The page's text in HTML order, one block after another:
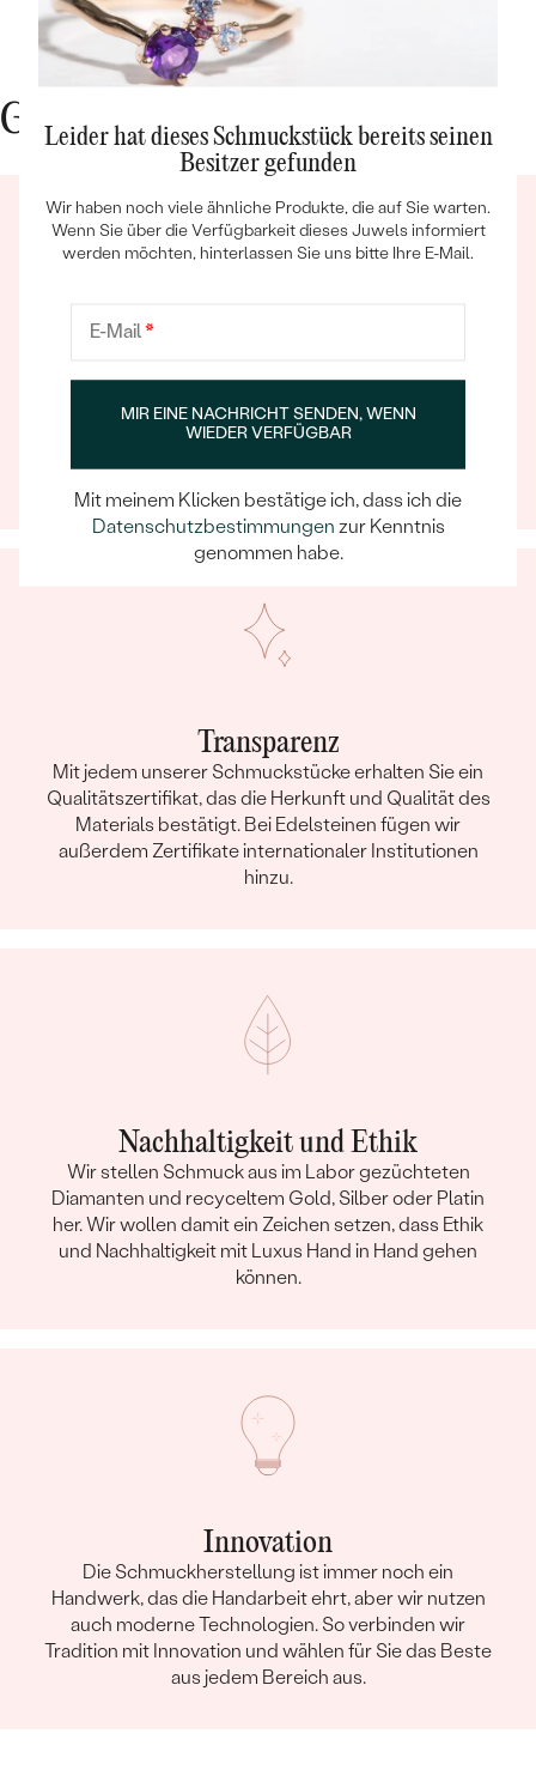
Bestseller
weiterempfehlen.
Gute Gründe für Eppi
sich darauf verlassen, dass unser Team dafür sorgt,
einem unvergesslichen Erlebnis wird.
Transparenz
Mit jedem unserer Schmuckstücke erhalten Sie ein
Qualitätszertifikat, das die Herkunft und Qualität des
Materials bestätigt. Bei Edelsteinen fügen wir
außerdem Zertifikate internationaler Institutionen
hinzu.
Nachhaltigkeit und Ethik
Wir stellen Schmuck aus im Labor gezüchteten
Diamanten und recyceltem Gold, Silber oder Platin
her. Wir wollen damit ein Zeichen setzen, dass Ethik
und Nachhaltigkeit mit Luxus Hand in Hand gehen
können.
Innovation
Die Schmuckherstellung ist immer noch ein
Handwerk, das die Handarbeit ehrt, aber wir nutzen
auch moderne Technologien. So verbinden wir
Tradition mit Innovation und wählen für Sie das Beste
aus jedem Bereich aus.
Leider hat dieses Schmuckstück bereits seinen
Besitzer gefunden
Wir haben noch viele ähnliche Produkte, die auf Sie warten.
Wenn Sie über die Verfügbarkeit dieses Juwels informiert
werden möchten, hinterlassen Sie uns bitte Ihre E-Mail.
E-Mail*
MIR EINE NACHRICHT SENDEN, WENN
WIEDER VERFÜGBAR
Mit meinem Klicken bestätige ich, dass ich die
Datenschutzbestimmungen zur Kenntnis
genommen habe.